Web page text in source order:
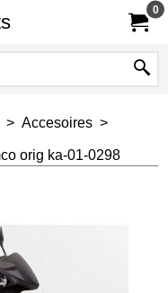
0
> Accesoires >
orig ka-01-0298